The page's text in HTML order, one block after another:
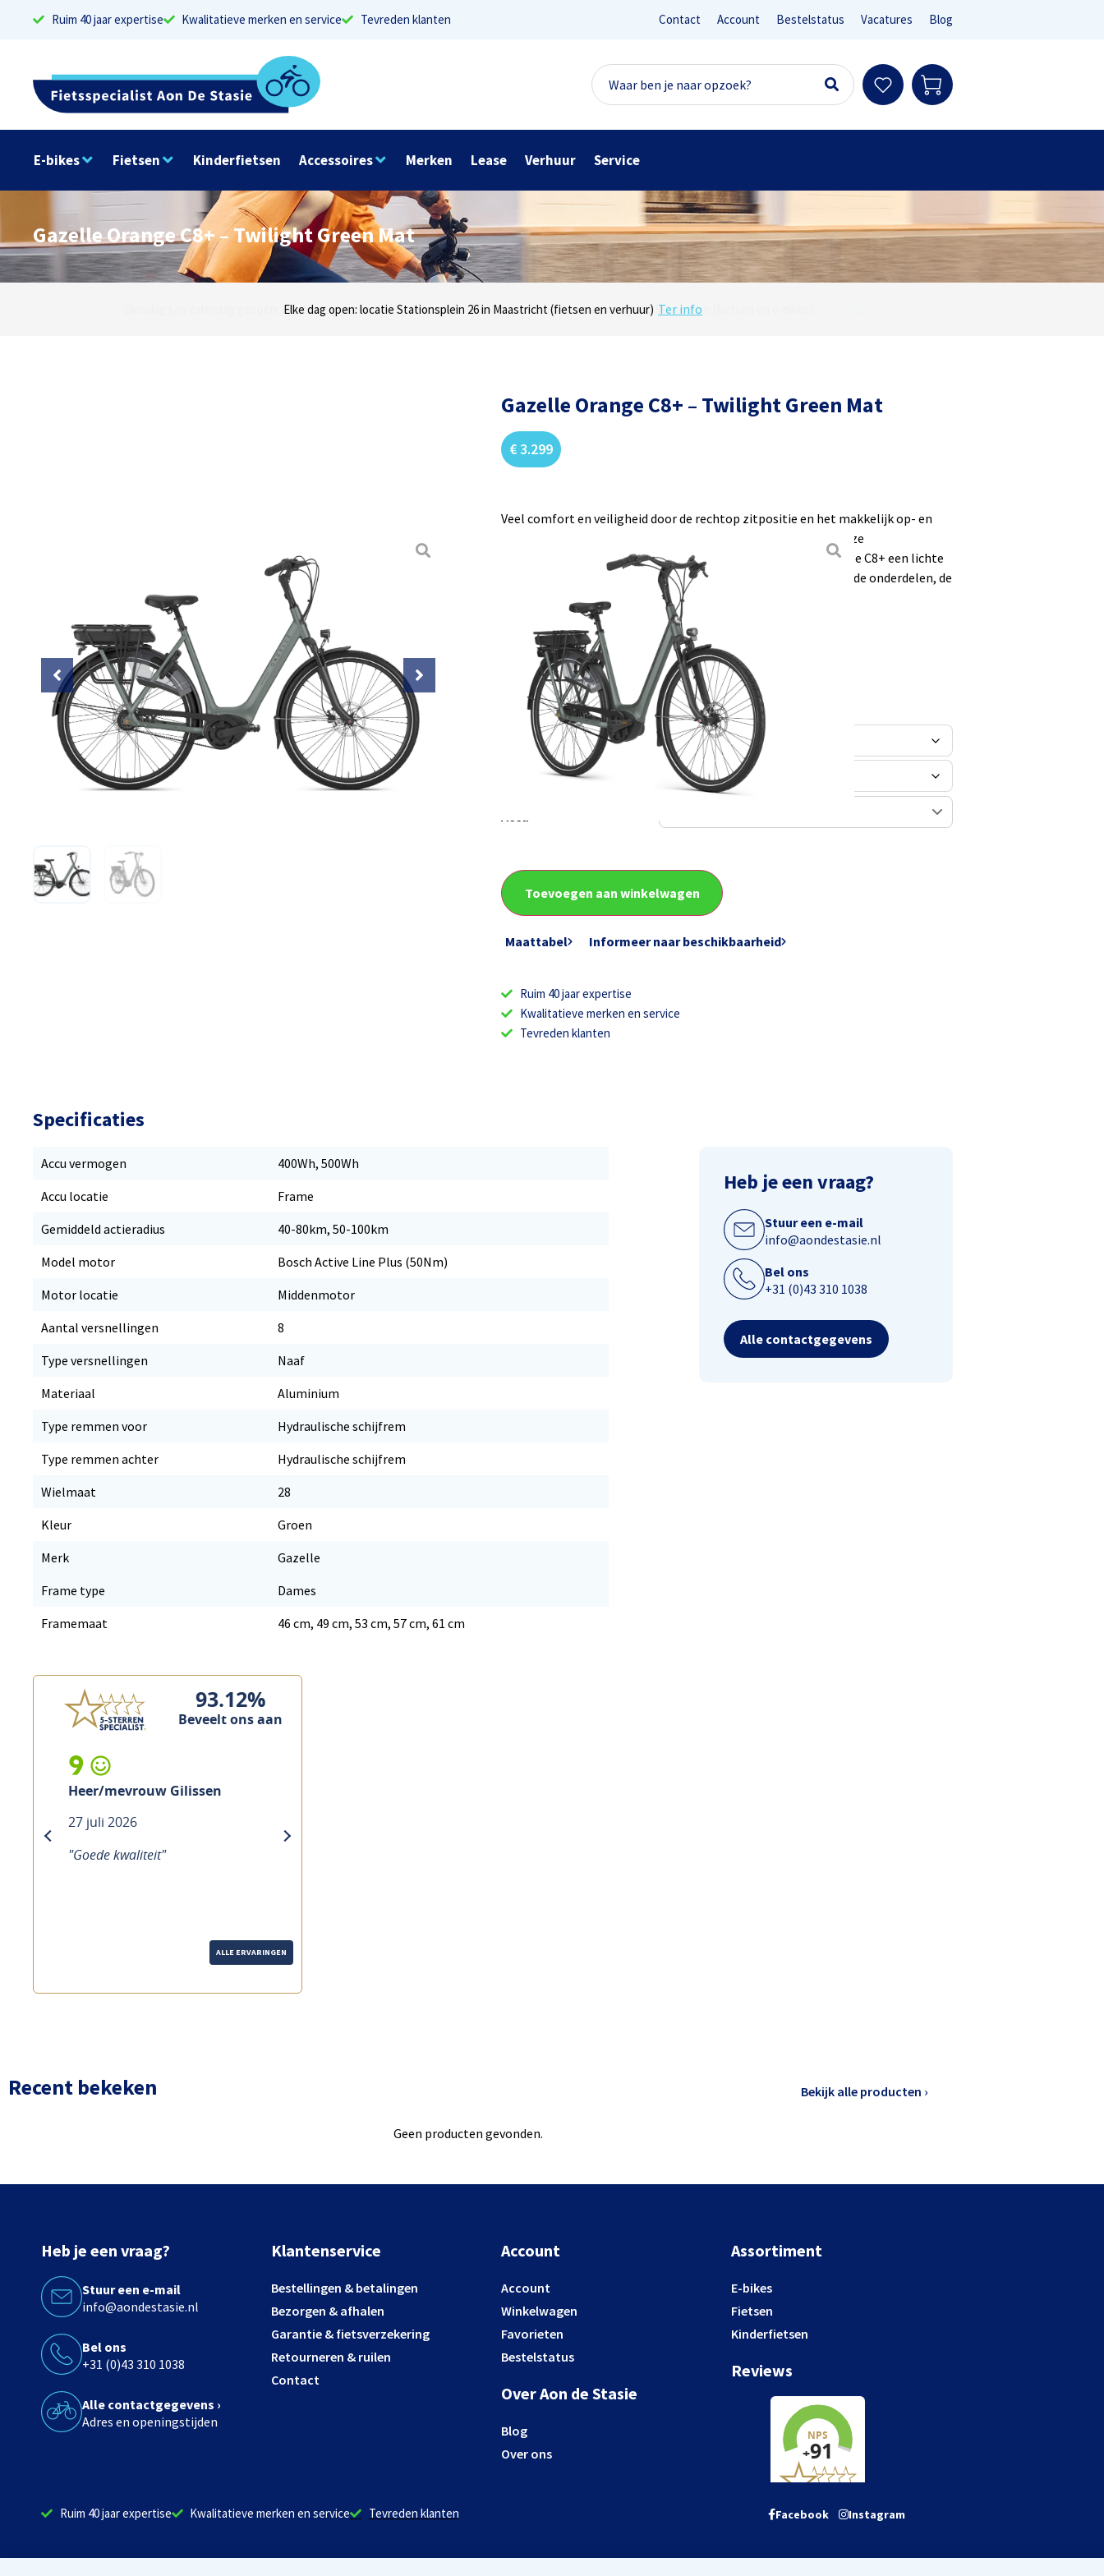
Ruim 40 jaar expertise Kwalitatieve merken en service Tevreden klanten Contact Account Bestelstatus Vacatures Blog
E-bikes Fietsen Kinderfietsen Accessoires Merken Lease Verhuur Service
Gazelle Orange C8+ – Twilight Green Mat
Dinsdag t/m zaterdag geopen: locaties Sphinxlunet 1 in Maastricht (e-bikes) en Maaseikersteenweg 183 in Lanaken (fietsen en e-bikes)
Elke dag open: locatie Stationsplein 26 in Maastricht (fietsen en verhuur) Ter info
Onze missie? Tevreden klanten! Lees reviews
Gazelle Orange C8+ – Twilight Green Mat
€3.299
Veel comfort en veiligheid door de rechtop zitpositie en het makkelijk op- en
afstappen. De Orange C8+ staat altijd voor je klaar. De geruisloze
riemaandrijving is bovendien onderhoudsarm en geeft de Orange C8+ een lichte
uitstraling. Tijdens het rijden voel je het comfort door de verende onderdelen, de
lederen grips en het comfortabele gelzadel.
Stabiel frame in variant mét en zonder bovenbuis
Geen ketting maar een geruisloze riem
Lederen handvatten en gelzadel voor meer comfort
Krachtige hydraulische schijfremmen
Frame type
Framemaat
Accu
Toevoegen aan winkelwagen
Maattabel Informeer naar beschikbaarheid
Ruim 40 jaar expertise
Kwalitatieve merken en service
Tevreden klanten
Specificaties
Accu vermogen
400Wh, 500Wh
Accu locatie
Frame
Gemiddeld actieradius
40-80km, 50-100km
Model motor
Bosch Active Line Plus (50Nm)
Motor locatie
Middenmotor
Aantal versnellingen
8
Type versnellingen
Naaf
Materiaal
Aluminium
Type remmen voor
Hydraulische schijfrem
Type remmen achter
Hydraulische schijfrem
Wielmaat
28
Kleur
Groen
Merk
Gazelle
Frame type
Dames
Framemaat
46 cm, 49 cm, 53 cm, 57 cm, 61 cm
93.12%
Beveelt ons aan
9
Heer/mevrouw Gilissen
27 juli 2026
"Goede kwaliteit"
next
ALLE ERVARINGEN
Heb je een vraag?
Stuur een e-mail
info@aondestasie.nl
Bel ons
+31 (0)43 310 1038
Alle contactgegevens
Recent bekeken Bekijk alle producten ›
Geen producten gevonden.
Heb je een vraag?
Stuur een e-mail
info@aondestasie.nl
Bel ons
+31 (0)43 310 1038
Alle contactgegevens ›
Adres en openingstijden
Klantenservice
Bestellingen & betalingen
Bezorgen & afhalen
Garantie & fietsverzekering
Retourneren & ruilen
Contact
Account
Account
Winkelwagen
Favorieten
Bestelstatus
Over Aon de Stasie
Blog
Over ons
Assortiment
E-bikes
Fietsen
Kinderfietsen
Reviews
Ruim 40 jaar expertise Kwalitatieve merken en service Tevreden klanten Facebook Instagram